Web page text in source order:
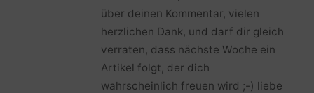
über deinen Kommentar, vielen
herzlichen Dank, und darf dir gleich
verraten, dass nächste Woche ein
Artikel folgt, der dich
wahrscheinlich freuen wird ;-) liebe